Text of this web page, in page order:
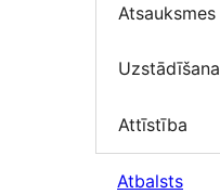
Atsauksmes
Uzstādīšana
Attīstība
Atbalsts